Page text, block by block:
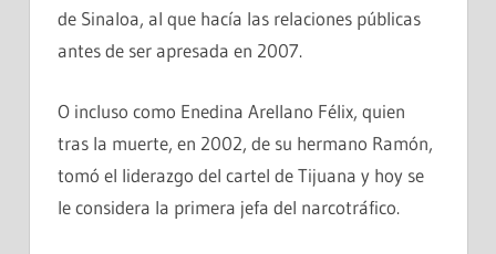
de Sinaloa, al que hacía las relaciones públicas
antes de ser apresada en 2007.
O incluso como Enedina Arellano Félix, quien
tras la muerte, en 2002, de su hermano Ramón,
tomó el liderazgo del cartel de Tijuana y hoy se
le considera la primera jefa del narcotráfico.